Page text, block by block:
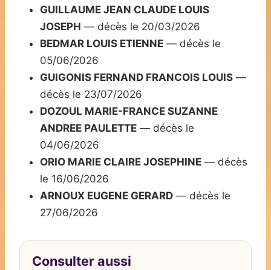
GUILLAUME JEAN CLAUDE LOUIS
JOSEPH — décès le 20/03/2026
BEDMAR LOUIS ETIENNE — décès le
05/06/2026
GUIGONIS FERNAND FRANCOIS LOUIS —
décès le 23/07/2026
DOZOUL MARIE-FRANCE SUZANNE
ANDREE PAULETTE — décès le
04/06/2026
ORIO MARIE CLAIRE JOSEPHINE — décès
le 16/06/2026
ARNOUX EUGENE GERARD — décès le
27/06/2026
Consulter aussi